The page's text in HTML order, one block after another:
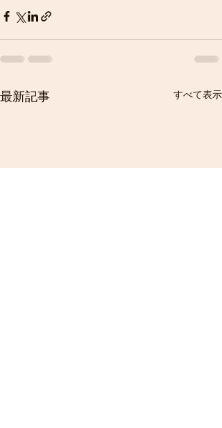
最新記事 すべて表示